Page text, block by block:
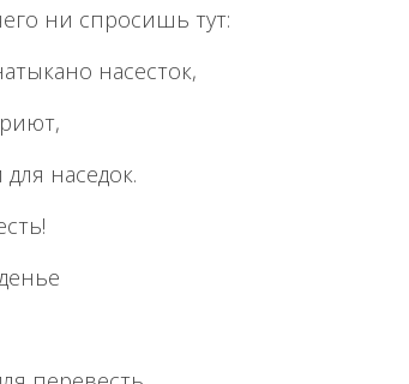
ни спросишь тут:
насесток,
наседок.